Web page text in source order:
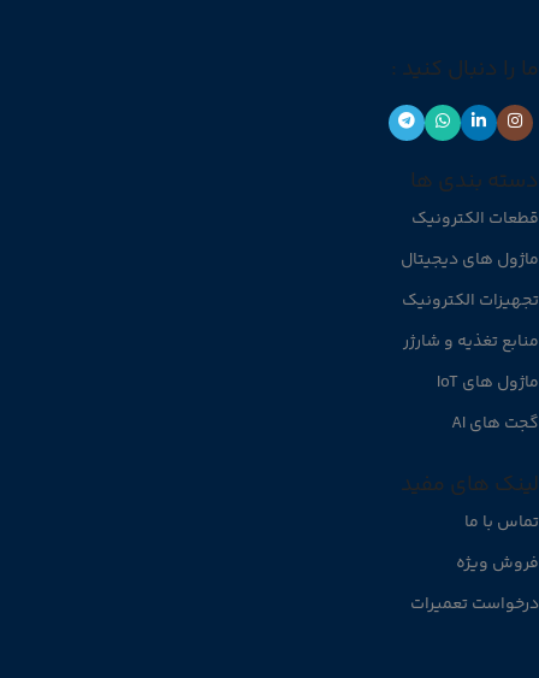
ما را دنبال کنید :
دسته بندی ها
قطعات الکترونیک
ماژول های دیجیتال
تجهیزات الکترونیک
منابع تغذیه و شارژر
ماژول های IoT
گجت های AI
لینک های مفید
تماس با ما
فروش ویژه
درخواست تعمیرات